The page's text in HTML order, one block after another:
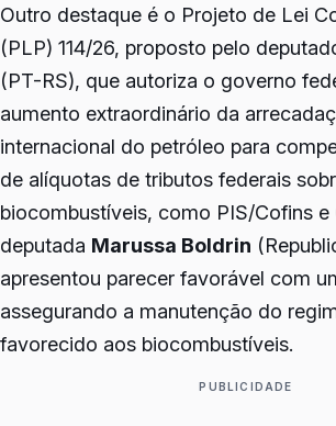
Outro destaque é o Projeto de Lei
(PLP) 114/26, proposto pelo
(PT-RS), que autoriza o governo
aumento extraordinário da
internacional do petróleo para
de alíquotas de tributos federais
biocombustíveis, como PIS/Cofins e
deputada Marussa Boldrin
apresentou parecer favorável com
assegurando a manutenção do
favorecido aos biocombustíveis.
PUBLICIDADE